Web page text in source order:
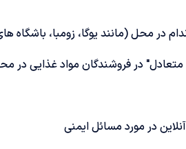
در محل (مانند یوگا، زومبا، باشگاه
در فروشندگان مواد غذایی در
در مورد مسائل ایمنی